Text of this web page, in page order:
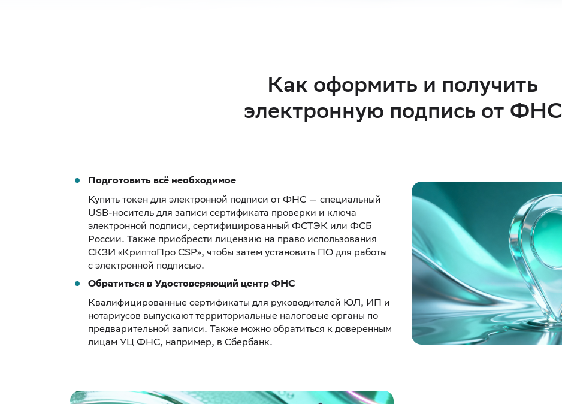
Как оформить и получить
электронную подпись от ФНС
Подготовить всё необходимое
Купить токен для электронной подписи от ФНС — специальный
USB-носитель для записи сертификата проверки и ключа
электронной подписи, сертифицированный ФСТЭК или ФСБ
России. Также приобрести лицензию на право использования
СКЗИ «КриптоПро CSP», чтобы затем установить ПО для работы
с электронной подписью.
Обратиться в Удостоверяющий центр ФНС
Квалифицированные сертификаты для руководителей ЮЛ, ИП и
нотариусов выпускают территориальные налоговые органы по
предварительной записи. Также можно обратиться к доверенным
лицам УЦ ФНС, например, в Сбербанк.